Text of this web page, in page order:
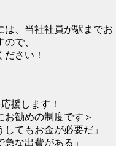
は、当社社員が駅までお
で、
さい！
援します！
お勧めの制度です＞
してもお金が必要だ」
急な出費がある」